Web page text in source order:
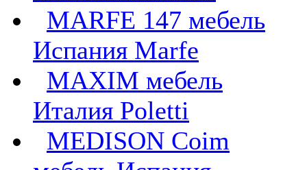
MARFE 147 мебель
Испания Marfe
MAXIM мебель
Италия Poletti
MEDISON Coim